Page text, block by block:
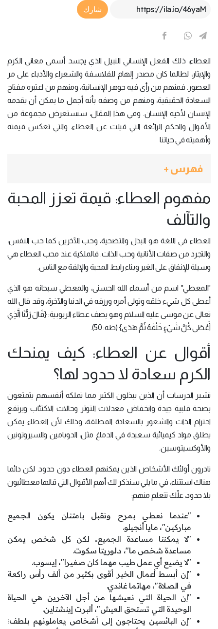
Article Link
شارك
العطاء، ذلك الفعل الإنساني النبيل الذي يجسد أسمى معاني الكرم
والإيثار، لطالما كان مصدر إلهام للفلاسفة والشعراء والأدباء على مر
العصور. فمنهم من رأى فيه جوهر الإنسانية، ومنهم من اعتبره مفتاح
السعادة الحقيقية، ومنهم من وصفه بأنه أجمل ما يمكن أن يقدمه
الإنسان لأخيه الإنسان. وفي هذا المقال، سنستعرض مجموعة من
الأقوال والحكم الرائعة التي قيلت عن العطاء، والتي تعكس قيمته
وأهميته في حياتنا
فهرس +
مفهوم العطاء: قيمة تعزز المحبة
والتآلف
العطاء في اللغة هو البذل والتضحية، وحب الآخرين كما حب النفس،
والتجرد من صفات الأنانية وحب الذات. فالملكية عند محب العطاء هي
وسيلة للإنفاق على الغير وبناء رابط المحبة والإلفة مع الناس.
"المعطي" اسم من أسماء الله الحسنى، والمعطي سبحانه هو الذي
أعطى كل شيء خلقه وتولى أمره ورزقه في الدنيا والآخرة، وقد قال الله
تعالى عن موسى عليه السلام وهو يصف عطاء الربوبية: {قَالَ رَبُّنَا الَّذِي
أَعْطَى كُلَّ شَيْءٍ خَلْقَهُ ثُمَّ هَدَى} (طه: 50).
أقوال عن العطاء: كيف يمنحك
الكرم سعادة لا حدود لها؟
تشير الدرسات أن الذين يبذلون الكثير مما تملكه أنفسهم يتمتعون
بصحة قلبية جيدة وانخفاض معدلات التوتر وحالات الاكتئاب ويرتفع
احترام الذات والشعور بالسعادة المطلقة، وذلك لأن العطاء يمكن
يطلق مواد كيميائية سعيدة في الدماغ مثل، الدوبامين والسيروتونين
والأوكسيتوسين.
نادرون أولئك الأشخاص الذين يمكنهم العطاء دون حدود. لكن دائما
هناك استثناء، في ما يلي سنذكر لك أهم الأقوال التي قالها معطائيون
بلا حدود، علّك تتعلم منهم:
"عندما نعطي بمرح ونقبل بامتنان يكون الجميع
مباركين"، مايا أنجيلو.
"لا يمكننا مساعدة الجميع.. لكن كل شخص يمكن
مساعدة شخص ما"، د.لوريتا سكوت.
"لا يضيع أي عمل طيب مهما كان صغيرا"، إيسوب.
"إن أبسط أعمال الخير أقوى بكثير من ألف رأس راكعة
في الصلاة"، مهاتما غاندي.
"إن الحياة التي نعيشها من أجل الآخرين هي الحياة
الوحيدة التي تستحق العيش"، ألبرت إينشتاين.
"إن البائسين يحتاجون إلى أشخاص يعاملونهم بلطف؛